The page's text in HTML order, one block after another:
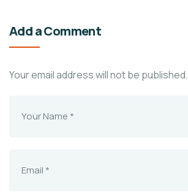
Add a Comment
Your email address will not be published.